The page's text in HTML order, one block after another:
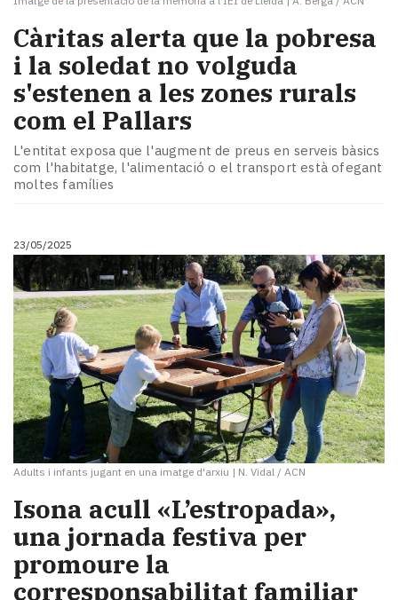
​Càritas alerta que la pobresa
i la soledat no volguda
s'estenen a les zones rurals
com el Pallars
L'entitat exposa que l'augment de preus en serveis bàsics
com l'habitatge, l'alimentació o el transport està ofegant
moltes famílies
23/05/2025
Adults i infants jugant en una imatge d'arxiu | N. Vidal / ACN
Isona acull «L’estropada»,
una jornada festiva per
promoure la
corresponsabilitat familiar